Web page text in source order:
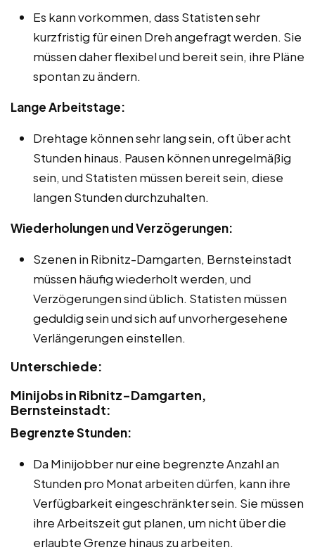
Es kann vorkommen, dass Statisten sehr
kurzfristig für einen Dreh angefragt werden. Sie
müssen daher flexibel und bereit sein, ihre Pläne
spontan zu ändern.
Lange Arbeitstage:
Drehtage können sehr lang sein, oft über acht
Stunden hinaus. Pausen können unregelmäßig
sein, und Statisten müssen bereit sein, diese
langen Stunden durchzuhalten.
Wiederholungen und Verzögerungen:
Szenen in Ribnitz-Damgarten, Bernsteinstadt
müssen häufig wiederholt werden, und
Verzögerungen sind üblich. Statisten müssen
geduldig sein und sich auf unvorhergesehene
Verlängerungen einstellen.
Unterschiede:
Minijobs in Ribnitz-Damgarten,
Bernsteinstadt:
Begrenzte Stunden:
Da Minijobber nur eine begrenzte Anzahl an
Stunden pro Monat arbeiten dürfen, kann ihre
Verfügbarkeit eingeschränkter sein. Sie müssen
ihre Arbeitszeit gut planen, um nicht über die
erlaubte Grenze hinaus zu arbeiten.